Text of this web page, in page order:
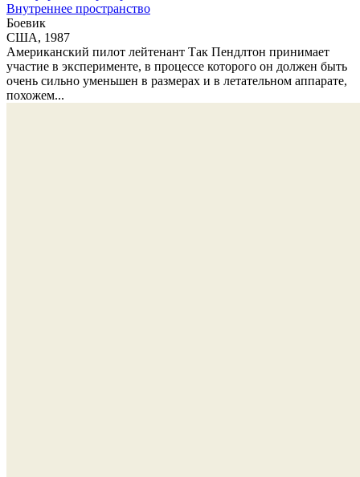
Внутреннее пространство
Боевик
США, 1987
Американский пилот лейтенант Так Пендлтон принимает
участие в эксперименте, в процессе которого он должен быть
очень сильно уменьшен в размерах и в летательном аппарате,
похожем...